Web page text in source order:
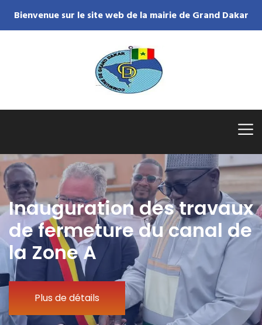
Bienvenue sur le site web de la mairie de Grand Dakar
Inauguration des travaux
de fermeture du canal de
la Zone A
Plus de détails